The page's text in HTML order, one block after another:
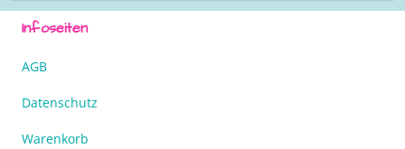
Infoseiten
AGB
Datenschutz
Warenkorb